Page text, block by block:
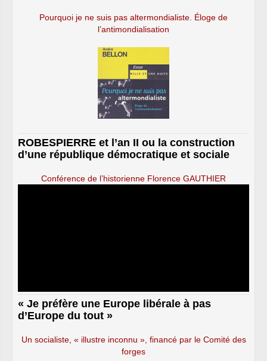
Pourquoi je ne suis pas altermondialiste. Éloge de
l’antimondialisation
ROBESPIERRE et l’an II ou la construction
d’une république démocratique et sociale
Conférence de l’historienne Florence GAUTHIER
« Je préfère une Europe libérale à pas
d’Europe du tout »
Un socialiste, « illustre inconnu », financé par le Comité des
forges